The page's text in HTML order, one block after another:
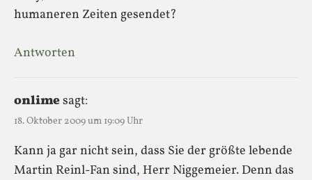
humaneren Zeiten gesendet?
Antworten
onlimesagt:
18. Oktober 2009 um 19:09 Uhr
Kann ja gar nicht sein, dass Sie der größte lebende
Martin Reinl-Fan sind, Herr Niggemeier. Denn das